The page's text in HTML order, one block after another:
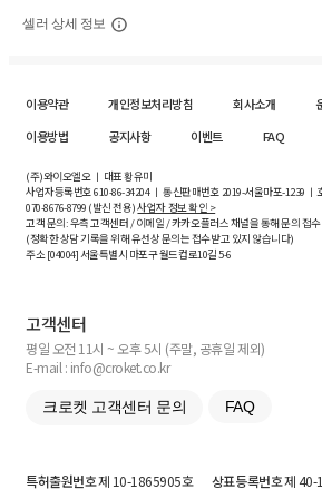
셀러 상세 정보
이용약관 개인정보처리방침 회사소개
이용방법
공지사항 이벤트 FAQ
(주)와이오엘오 ㅣ 대표 황유미
사업자등록번호610-86-34204ㅣ 통신판매번호 2019-서울마포-1239 ㅣ
070-8676-8799 (발신 전용)사업자 정보 확인 >
고객 문의: 우측 고객센터 / 이메일 / 카카오플러스 채널을 통해 문의 접
(정확한 상담 기록을 위해 유선상 문의는 접수받고 있지 않습니다)
주소 [04004] 서울특별시 마포구 월드컵로10길5-6
고객센터
평일 오전 11시 ~ 오후 5시 (주말, 공휴일 제외)
E-mail : info@croket.co.kr
크로켓 고객센터 문의 FAQ
특허출원번호제 10-1865905호 상표등록번호제 40-